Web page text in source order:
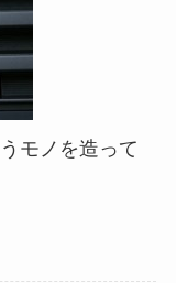
モノを造って